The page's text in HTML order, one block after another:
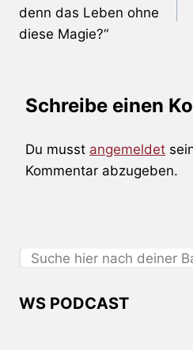
denn das Leben ohne
diese Magie?“
Schreibe einen
Du musst angemeldet
Kommentar abzugeben.
WS PODCAST